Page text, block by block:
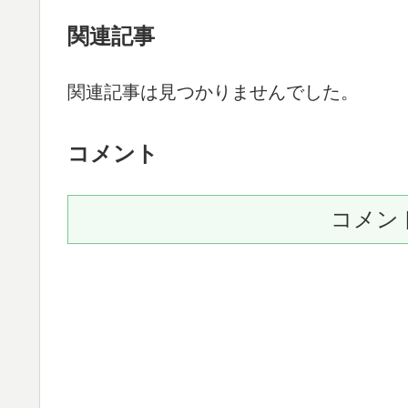
関連記事
関連記事は見つかりませんでした。
コメント
コメン